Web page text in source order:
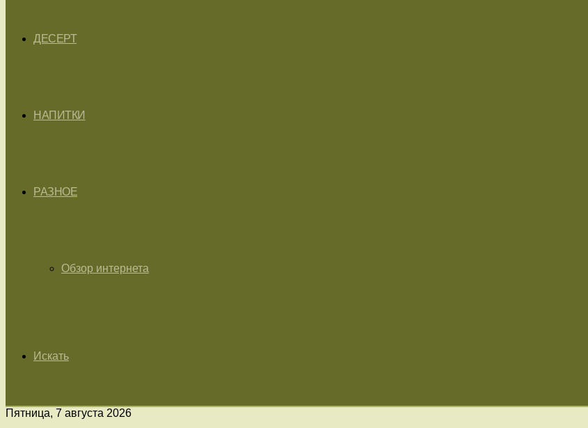
ДЕСЕРТ
НАПИТКИ
РАЗНОЕ
Обзор интернета
Искать
Пятница, 7 августа 2026